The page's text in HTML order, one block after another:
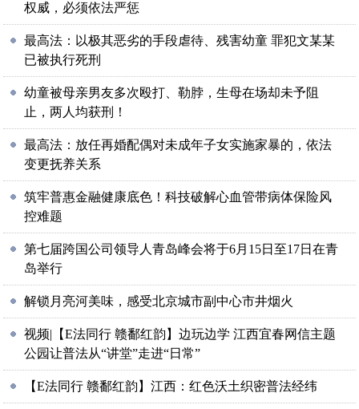
权威，必须依法严惩
最高法：以极其恶劣的手段虐待、残害幼童 罪犯文某某
已被执行死刑
幼童被母亲男友多次殴打、勒脖，生母在场却未予阻
止，两人均获刑！
最高法：放任再婚配偶对未成年子女实施家暴的，依法
变更抚养关系
筑牢普惠金融健康底色！科技破解心血管带病体保险风
控难题
第七届跨国公司领导人青岛峰会将于6月15日至17日在青
岛举行
解锁月亮河美味，感受北京城市副中心市井烟火
视频|【E法同行 赣鄱红韵】边玩边学 江西宜春网信主题
公园让普法从“讲堂”走进“日常”
【E法同行 赣鄱红韵】江西：红色沃土织密普法经纬